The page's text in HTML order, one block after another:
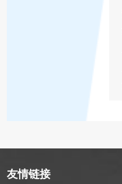
友情链接